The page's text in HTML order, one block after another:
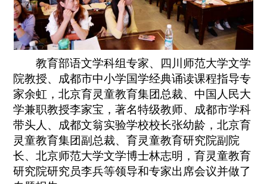
教育部语文学科组专家、四川师范大学文学
院教授、成都市中小学国学经典诵读课程指导专
家余虹，北京育灵童教育集团总裁、中国人民大
学兼职教授李家宝，著名特级教师、成都市学科
带头人、成都文翁实验学校校长张幼龄，北京育
灵童教育集团副总裁、育灵童教育研究院副院
长、北京师范大学文学博士林志明，育灵童教育
研究院研究员李兵等领导和专家出席会议并做了